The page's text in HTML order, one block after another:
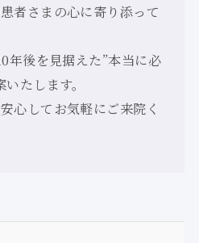
者さまの心に寄り添って
年後を見据えた”本当に必
たします。
心してお気軽にご来院く